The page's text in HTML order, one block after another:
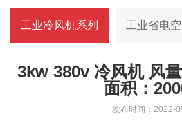
工业冷风机系列 工业省电空
3kw 380v 冷风机 风
面积：
发布时间：2022-